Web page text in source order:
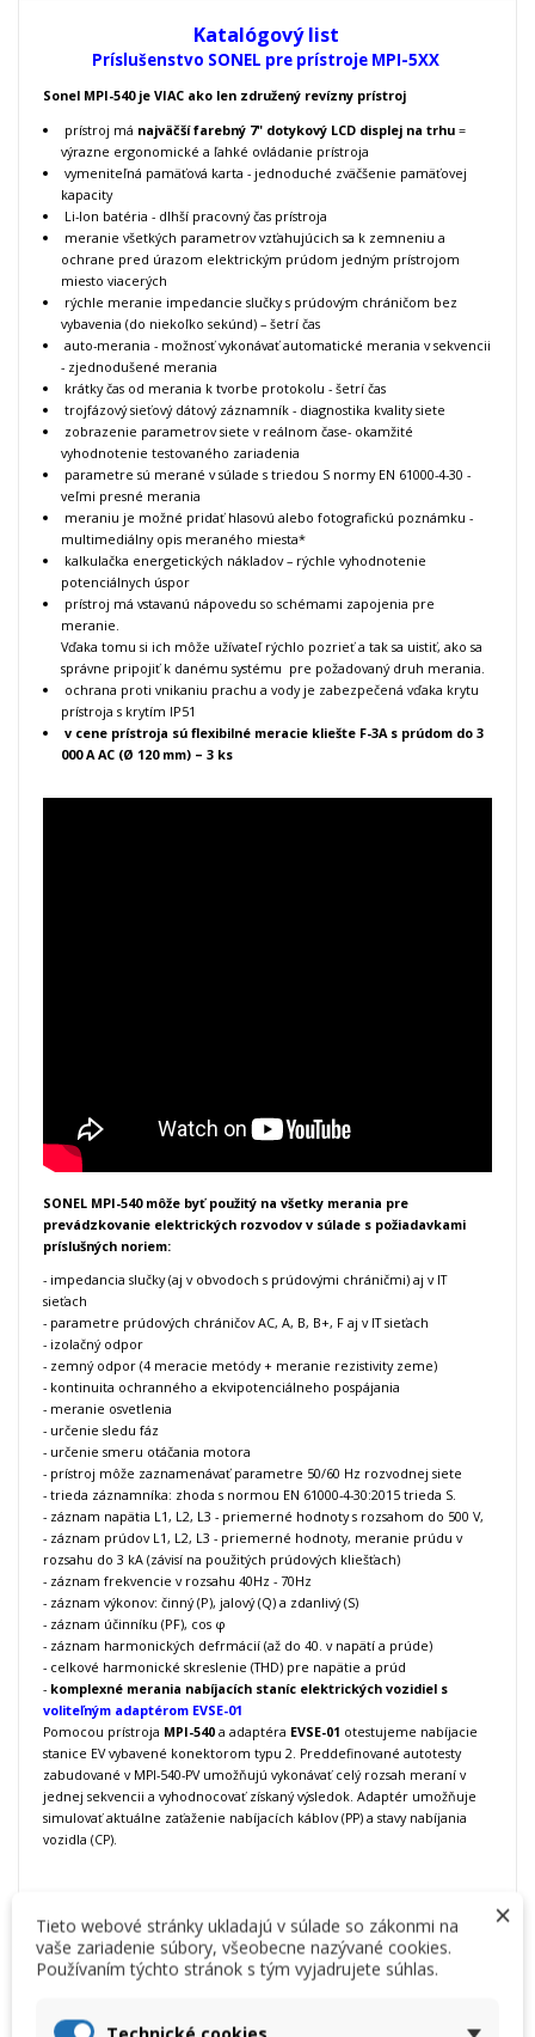
Katalógový list
Príslušenstvo SONEL pre prístroje MPI-5XX
Sonel MPI-540 je VIAC ako len združený revízny prístroj
prístroj má najväčší farebný 7" dotykový LCD displej na trhu =
výrazne ergonomické a ľahké ovládanie prístroja
vymeniteľná pamäťová karta - jednoduché zväčšenie pamäťovej
kapacity
Li-Ion batéria - dlhší pracovný čas prístroja
meranie všetkých parametrov vzťahujúcich sa k zemneniu a
ochrane pred úrazom elektrickým prúdom jedným prístrojom
miesto viacerých
rýchle meranie impedancie slučky s prúdovým chráničom bez
vybavenia (do niekoľko sekúnd) – šetrí čas
auto-merania - možnosť vykonávať automatické merania v sekvencii
- zjednodušené merania
krátky čas od merania k tvorbe protokolu - šetrí čas
trojfázový sieťový dátový záznamník - diagnostika kvality siete
zobrazenie parametrov siete v reálnom čase- okamžité
vyhodnotenie testovaného zariadenia
parametre sú merané v súlade s triedou S normy EN 61000-4-30 -
veľmi presné merania
meraniu je možné pridať hlasovú alebo fotografickú poznámku -
multimediálny opis meraného miesta*
kalkulačka energetických nákladov – rýchle vyhodnotenie
potenciálnych úspor
prístroj má vstavanú nápovedu so schémami zapojenia pre
meranie.
Vďaka tomu si ich môže užívateľ rýchlo pozrieť a tak sa uistiť, ako sa
správne pripojiť k danému systému pre požadovaný druh merania.
ochrana proti vnikaniu prachu a vody je zabezpečená vďaka krytu
prístroja s krytím IP51
v cene prístroja sú flexibilné meracie kliešte F-3A s prúdom do 3
000 A AC (Ø 120 mm) – 3 ks
SONEL MPI-540 môže byť použitý na všetky merania pre
prevádzkovanie elektrických rozvodov v súlade s požiadavkami
príslušných noriem:
- impedancia slučky (aj v obvodoch s prúdovými chráničmi) aj v IT
sieťach
- parametre prúdových chráničov AC, A, B, B+, F aj v IT sieťach
- izolačný odpor
- zemný odpor (4 meracie metódy + meranie rezistivity zeme)
- kontinuita ochranného a ekvipotenciálneho pospájania
- meranie osvetlenia
- určenie sledu fáz
- určenie smeru otáčania motora
- prístroj môže zaznamenávať parametre 50/60 Hz rozvodnej siete
- trieda záznamníka: zhoda s normou EN 61000-4-30:2015 trieda S.
- záznam napätia L1, L2, L3 - priemerné hodnoty s rozsahom do 500 V,
- záznam prúdov L1, L2, L3 - priemerné hodnoty, meranie prúdu v
rozsahu do 3 kA (závisí na použitých prúdových kliešťach)
- záznam frekvencie v rozsahu 40Hz - 70Hz
- záznam výkonov: činný (P), jalový (Q) a zdanlivý (S)
- záznam účinníku (PF), cos φ
- záznam harmonických defrmácií (až do 40. v napätí a prúde)
- celkové harmonické skreslenie (THD) pre napätie a prúd
- komplexné merania nabíjacích staníc elektrických vozidiel s
voliteľným adaptérom EVSE-01
Pomocou prístroja MPI-540 a adaptéra EVSE-01 otestujeme nabíjacie
stanice EV vybavené konektorom typu 2. Preddefinované autotesty
zabudované v MPI-540-PV umožňujú vykonávať celý rozsah meraní v
jednej sekvencii a vyhodnocovať získaný výsledok. Adaptér umožňuje
simulovať aktuálne zaťaženie nabíjacích káblov (PP) a stavy nabíjania
vozidla (CP).
×
Tieto webové stránky ukladajú v súlade so zákonmi na
vaše zariadenie súbory, všeobecne nazývané cookies.
Používaním týchto stránok s tým vyjadrujete súhlas.